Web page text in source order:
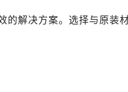
层07室（需提前预约）
6楼10室（需提前预约）
层1002室（需提前预约）
的解决方案。选择与原装